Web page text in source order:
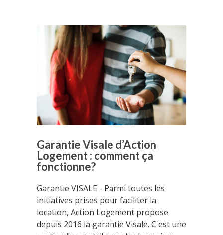
Garantie Visale d’Action
Logement : comment ça
fonctionne?
Garantie VISALE - Parmi toutes les
initiatives prises pour faciliter la
location, Action Logement propose
depuis 2016 la garantie Visale. C'est une